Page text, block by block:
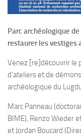
Parc archéologique
restaurer les vestiges
Venez [re]découvrir le
d’ateliers et de
archéologique du
Marc Panneau
BIME), Renzo Wieder
et Jordan Boucard